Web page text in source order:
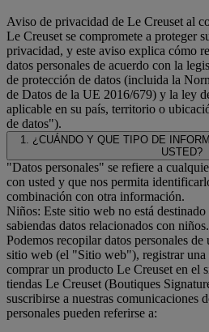
Aviso de privacidad de Le Creuset al
Le Creuset se compromete a proteger
privacidad, y este aviso explica cómo
datos personales de acuerdo con la
de protección de datos (incluida la
de Datos de la UE 2016/679) y la ley
aplicable en su país, territorio o
de datos").
1. ¿CUÁNDO Y QUE TIPO DE
USTED?
"Datos personales" se refiere a
con usted y que nos permita
combinación con otra información.
Niños: Este sitio web no está
sabiendas datos relacionados con niños.
Podemos recopilar datos personales
sitio web (el "Sitio web"), registrar una
comprar un producto Le Creuset en el
tiendas Le Creuset (Boutiques
suscribirse a nuestras comunicaciones
personales pueden referirse a: